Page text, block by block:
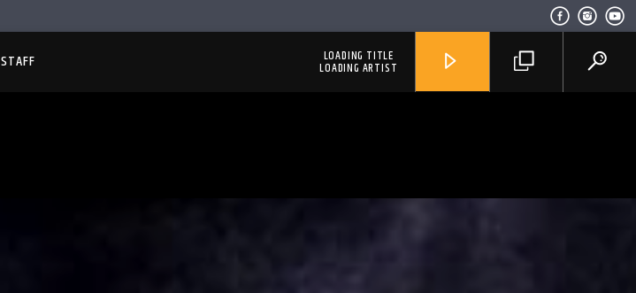
STAFF LOADING TITLE
LOADING ARTIST